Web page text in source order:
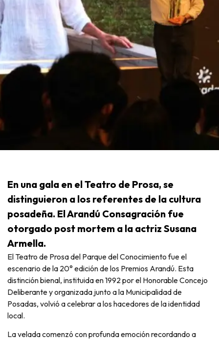
En una gala en el Teatro de Prosa, se
distinguieron a los referentes de la cultura
posadeña. El Arandú Consagración fue
otorgado post mortem a la actriz Susana
Armella.
El Teatro de Prosa del Parque del Conocimiento fue el
escenario de la 20° edición de los Premios Arandú. Esta
distinción bienal, instituida en 1992 por el Honorable Concejo
Deliberante y organizada junto a la Municipalidad de
Posadas, volvió a celebrar a los hacedores de la identidad
local.
La velada comenzó con profunda emoción recordando a